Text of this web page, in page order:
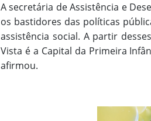
A secretária de Assistência e
os bastidores das políticas
assistência social. A partir
Vista é a Capital da Primeira
afirmou.